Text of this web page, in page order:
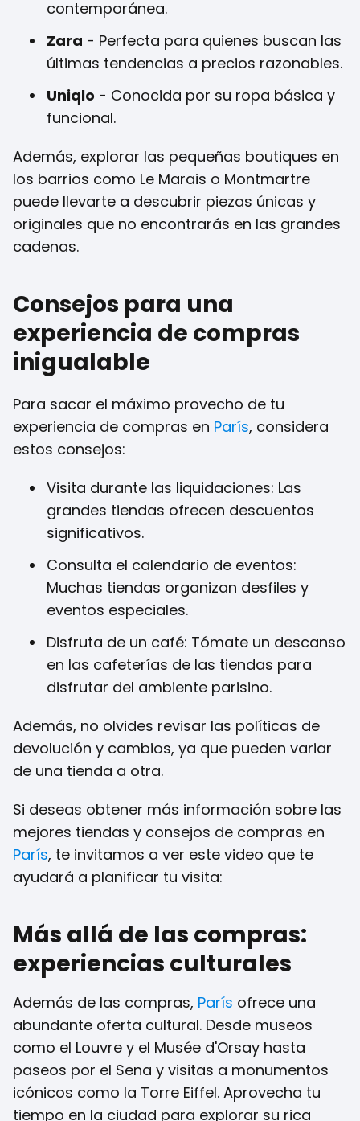
contemporánea.
Zara - Perfecta para quienes buscan las
últimas tendencias a precios razonables.
Uniqlo - Conocida por su ropa básica y
funcional.
Además, explorar las pequeñas boutiques en
los barrios como Le Marais o Montmartre
puede llevarte a descubrir piezas únicas y
originales que no encontrarás en las grandes
cadenas.
Consejos para una
experiencia de compras
inigualable
Para sacar el máximo provecho de tu
experiencia de compras en París, considera
estos consejos:
Visita durante las liquidaciones: Las
grandes tiendas ofrecen descuentos
significativos.
Consulta el calendario de eventos:
Muchas tiendas organizan desfiles y
eventos especiales.
Disfruta de un café: Tómate un descanso
en las cafeterías de las tiendas para
disfrutar del ambiente parisino.
Además, no olvides revisar las políticas de
devolución y cambios, ya que pueden variar
de una tienda a otra.
Si deseas obtener más información sobre las
mejores tiendas y consejos de compras en
París, te invitamos a ver este video que te
ayudará a planificar tu visita:
Más allá de las compras:
experiencias culturales
Además de las compras, París ofrece una
abundante oferta cultural. Desde museos
como el Louvre y el Musée d'Orsay hasta
paseos por el Sena y visitas a monumentos
icónicos como la Torre Eiffel. Aprovecha tu
tiempo en la ciudad para explorar su rica